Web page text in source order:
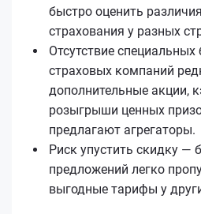
быстро оценить
страхования у разных
Отсутствие
страховых компаний
дополнительные акции,
розыгрыши ценных
предлагают агрегаторы.
Риск упустить скидку —
предложений легко
выгодные тарифы у